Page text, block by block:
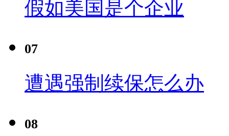
假如美国是个企业
07
遭遇强制续保怎么办
08